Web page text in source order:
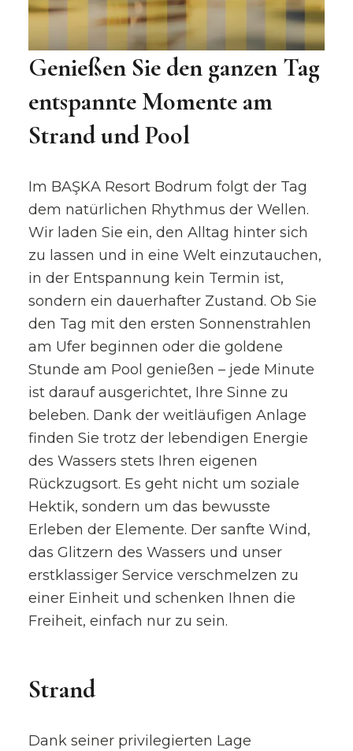
Genießen Sie den ganzen Tag
entspannte Momente am
Strand und Pool
Im BAŞKA Resort Bodrum folgt der Tag
dem natürlichen Rhythmus der Wellen.
Wir laden Sie ein, den Alltag hinter sich
zu lassen und in eine Welt einzutauchen,
in der Entspannung kein Termin ist,
sondern ein dauerhafter Zustand. Ob Sie
den Tag mit den ersten Sonnenstrahlen
am Ufer beginnen oder die goldene
Stunde am Pool genießen – jede Minute
ist darauf ausgerichtet, Ihre Sinne zu
beleben. Dank der weitläufigen Anlage
finden Sie trotz der lebendigen Energie
des Wassers stets Ihren eigenen
Rückzugsort. Es geht nicht um soziale
Hektik, sondern um das bewusste
Erleben der Elemente. Der sanfte Wind,
das Glitzern des Wassers und unser
erstklassiger Service verschmelzen zu
einer Einheit und schenken Ihnen die
Freiheit, einfach nur zu sein.
Strand
Dank seiner privilegierten Lage